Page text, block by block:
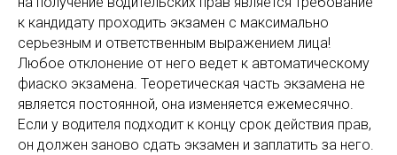
к кандидату проходить экзамен с максимально
серьезным и ответственным выражением лица!
Любое отклонение от него ведет к автоматическому
фиаско экзамена. Теоретическая часть экзамена не
является постоянной, она изменяется ежемесячно.
Если у водителя подходит к концу срок действия прав,
он должен заново сдать экзамен и заплатить за него.